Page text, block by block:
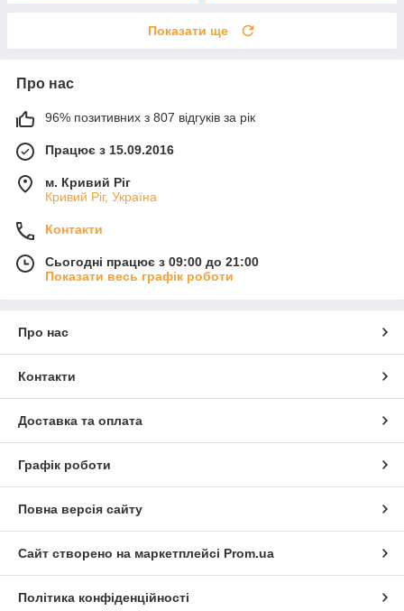
Показати ще
Про нас
96% позитивних з 807 відгуків за рік
Працює з 15.09.2016
м. Кривий Ріг
Кривий Ріг, Україна
Контакти
Сьогодні працює з 09:00 до 21:00
Показати весь графік роботи
Про нас
Контакти
Доставка та оплата
Графік роботи
Повна версія сайту
Сайт створено на маркетплейсі Prom.ua
Політика конфіденційності